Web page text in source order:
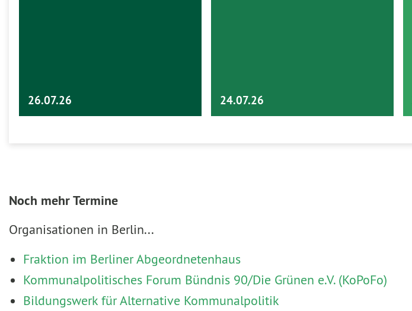
26.07.26 24.07.26
Noch mehr Termine
Organisationen in Berlin...
Fraktion im Berliner Abgeordnetenhaus
Kommunalpolitisches Forum Bündnis 90/Die Grünen e.V. (KoPoFo)
Bildungswerk für Alternative Kommunalpolitik